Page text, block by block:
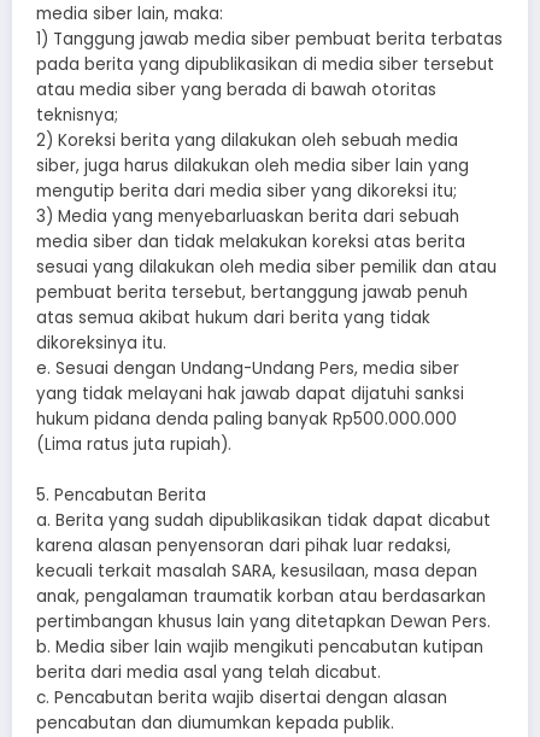
media siber lain, maka:
1) Tanggung jawab media siber pembuat berita terbatas
pada berita yang dipublikasikan di media siber tersebut
atau media siber yang berada di bawah otoritas
teknisnya;
2) Koreksi berita yang dilakukan oleh sebuah media
siber, juga harus dilakukan oleh media siber lain yang
mengutip berita dari media siber yang dikoreksi itu;
3) Media yang menyebarluaskan berita dari sebuah
media siber dan tidak melakukan koreksi atas berita
sesuai yang dilakukan oleh media siber pemilik dan atau
pembuat berita tersebut, bertanggung jawab penuh
atas semua akibat hukum dari berita yang tidak
dikoreksinya itu.
e. Sesuai dengan Undang-Undang Pers, media siber
yang tidak melayani hak jawab dapat dijatuhi sanksi
hukum pidana denda paling banyak Rp500.000.000
(Lima ratus juta rupiah).
5. Pencabutan Berita
a. Berita yang sudah dipublikasikan tidak dapat dicabut
karena alasan penyensoran dari pihak luar redaksi,
kecuali terkait masalah SARA, kesusilaan, masa depan
anak, pengalaman traumatik korban atau berdasarkan
pertimbangan khusus lain yang ditetapkan Dewan Pers.
b. Media siber lain wajib mengikuti pencabutan kutipan
berita dari media asal yang telah dicabut.
c. Pencabutan berita wajib disertai dengan alasan
pencabutan dan diumumkan kepada publik.